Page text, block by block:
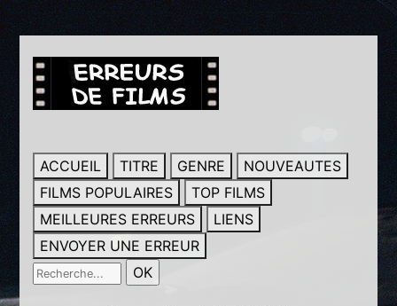
ACCUEIL TITRE GENRE
NOUVEAUTES
FILMS POPULAIRES
TOP FILMS
MEILLEURES ERREURS
LIENS
ENVOYER UNE ERREUR